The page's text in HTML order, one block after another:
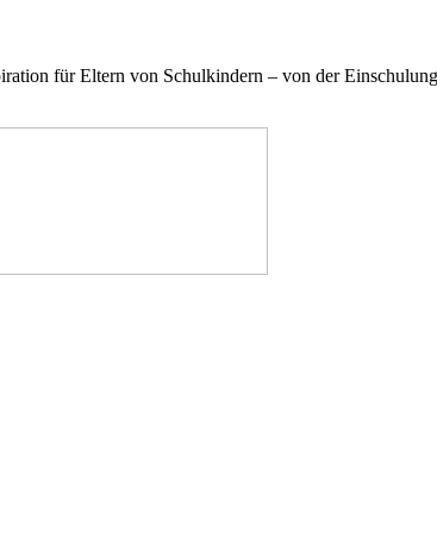
für Eltern von Schulkindern – von der